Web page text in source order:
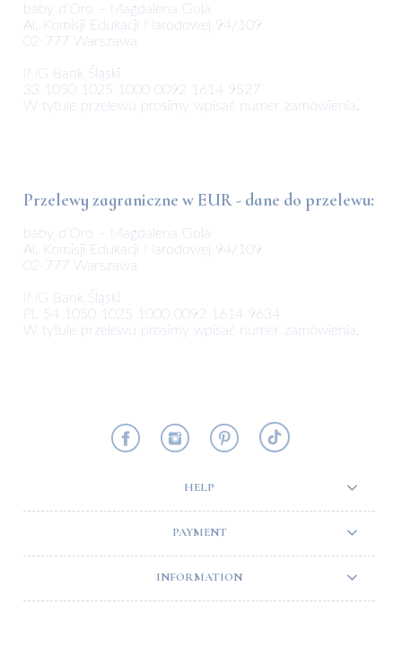
baby d’Oro – Magdalena Gola
Al. Komisji Edukacji Narodowej 94/109
02-777 Warszawa
ING Bank Śląski
33 1050 1025 1000 0092 1614 9527
W tytule przelewu prosimy wpisać numer zamówienia.
Przelewy zagraniczne w EUR - dane do przelewu:
baby d’Oro – Magdalena Gola
Al. Komisji Edukacji Narodowej 94/109
02-777 Warszawa
ING Bank Śląski
PL 54 1050 1025 1000 0092 1614 9634
W tytule przelewu prosimy wpisać numer zamówienia.
HELP
PAYMENT
INFORMATION